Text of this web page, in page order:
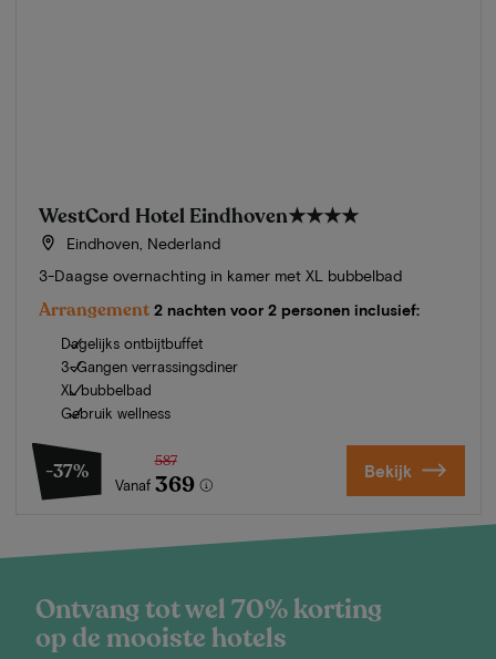
WestCord Hotel Eindhoven★★★★
Eindhoven, Nederland
3-Daagse overnachting in kamer met XL bubbelbad
Arrangement 2 nachten voor 2 personen inclusief:
Dagelijks ontbijtbuffet
3-Gangen verrassingsdiner
XL bubbelbad
Gebruik wellness
-37%
Vanaf
587
369 Bekijk
Ontvang tot wel 70% korting
op de mooiste hotels